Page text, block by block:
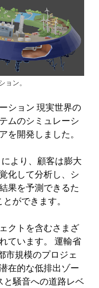
ン。
ション現実世界の
ムのシミュレーシ
を開発しました。
により、顧客は膨大
化して分析し、シ
果を予測できるた
ができます。
クトを含むさまざ
ています。 運輸省
市規模のプロジェ
在的な低排出ゾー
と騒音への道路レベ